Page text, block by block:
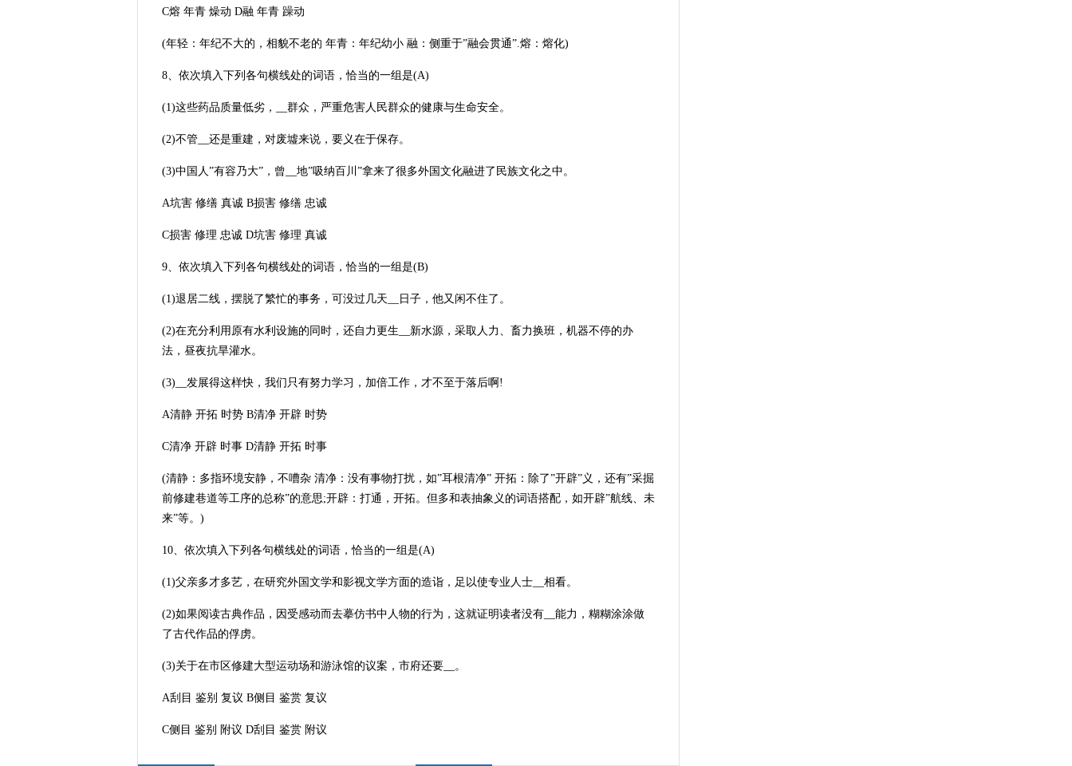
C熔 年青 燥动 D融 年青 躁动
(年轻：年纪不大的，相貌不老的 年青：年纪幼小 融：侧重于”融会贯通”.熔：熔化)
8、依次填入下列各句横线处的词语，恰当的一组是(A)
(1)这些药品质量低劣，__群众，严重危害人民群众的健康与生命安全。
(2)不管__还是重建，对废墟来说，要义在于保存。
(3)中国人”有容乃大”，曾__地”吸纳百川”拿来了很多外国文化融进了民族文化之中。
A坑害 修缮 真诚 B损害 修缮 忠诚
C损害 修理 忠诚 D坑害 修理 真诚
9、依次填入下列各句横线处的词语，恰当的一组是(B)
(1)退居二线，摆脱了繁忙的事务，可没过几天__日子，他又闲不住了。
(2)在充分利用原有水利设施的同时，还自力更生__新水源，采取人力、畜力换班，机器不停的办
法，昼夜抗旱灌水。
(3)__发展得这样快，我们只有努力学习，加倍工作，才不至于落后啊!
A清静 开拓 时势 B清净 开辟 时势
C清净 开辟 时事 D清静 开拓 时事
(清静：多指环境安静，不嘈杂 清净：没有事物打扰，如”耳根清净” 开拓：除了”开辟”义，还有”采掘
前修建巷道等工序的总称”的意思;开辟：打通，开拓。但多和表抽象义的词语搭配，如开辟”航线、未
来”等。)
10、依次填入下列各句横线处的词语，恰当的一组是(A)
(1)父亲多才多艺，在研究外国文学和影视文学方面的造诣，足以使专业人士__相看。
(2)如果阅读古典作品，因受感动而去摹仿书中人物的行为，这就证明读者没有__能力，糊糊涂涂做
了古代作品的俘虏。
(3)关于在市区修建大型运动场和游泳馆的议案，市府还要__。
A刮目 鉴别 复议 B侧目 鉴赏 复议
C侧目 鉴别 附议 D刮目 鉴赏 附议